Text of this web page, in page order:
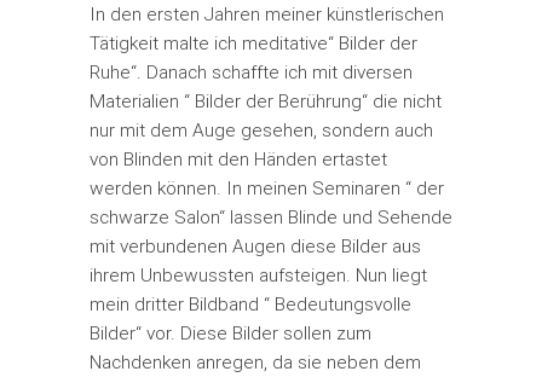
In den ersten Jahren meiner künstlerischen
Tätigkeit malte ich meditative“ Bilder der
Ruhe“. Danach schaffte ich mit diversen
Materialien “ Bilder der Berührung“ die nicht
nur mit dem Auge gesehen, sondern auch
von Blinden mit den Händen ertastet
werden können. In meinen Seminaren “ der
schwarze Salon“ lassen Blinde und Sehende
mit verbundenen Augen diese Bilder aus
ihrem Unbewussten aufsteigen. Nun liegt
mein dritter Bildband “ Bedeutungsvolle
Bilder“ vor. Diese Bilder sollen zum
Nachdenken anregen, da sie neben dem